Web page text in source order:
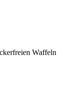
Waffeln